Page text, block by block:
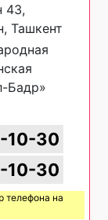
43,
Ташкент
Бадр»
10-30
10-30
телефона на